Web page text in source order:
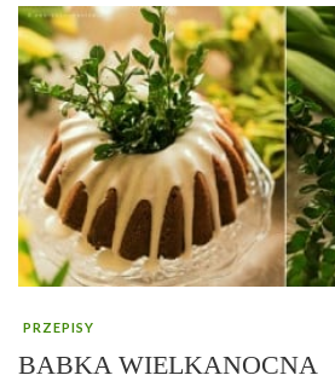
PRZEPISY
BABKA WIELKANOCNA